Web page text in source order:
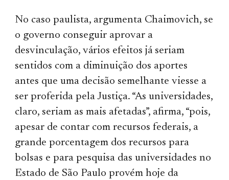
No caso paulista, argumenta Chaimovich, se
o governo conseguir aprovar a
desvinculação, vários efeitos já seriam
sentidos com a diminuição dos aportes
antes que uma decisão semelhante viesse a
ser proferida pela Justiça. “As universidades,
claro, seriam as mais afetadas”, afirma, “pois,
apesar de contar com recursos federais, a
grande porcentagem dos recursos para
bolsas e para pesquisa das universidades no
Estado de São Paulo provém hoje da